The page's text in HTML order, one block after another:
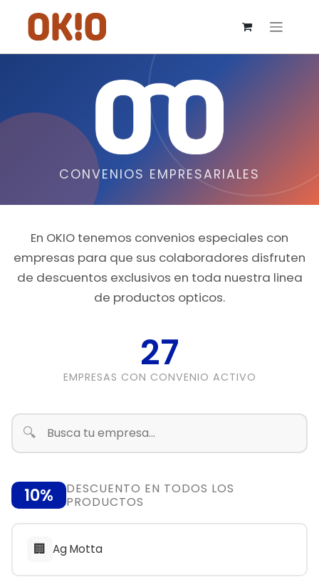
CONVENIOS EMPRESARIALES
En OKIO tenemos convenios especiales con
empresas para que sus colaboradores disfruten
de descuentos exclusivos en toda nuestra linea
de productos opticos.
27
EMPRESAS CON CONVENIO ACTIVO
🔍
10%
DESCUENTO EN TODOS LOS
PRODUCTOS
🏢 Ag Motta